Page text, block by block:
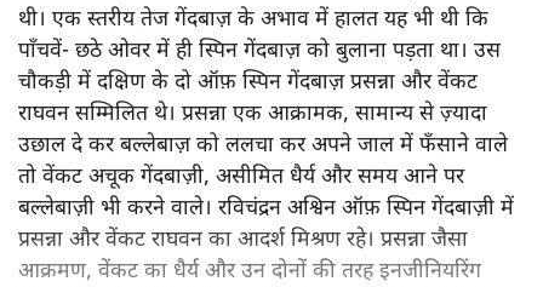
थी। एक स्तरीय तेज गेंदबाज़ के अभाव में हालत यह भी थी कि
पाँचवें- छठे ओवर में ही स्पिन गेंदबाज़ को बुलाना पड़ता था। उस
चौकड़ी में दक्षिण के दो ऑफ़ स्पिन गेंदबाज़ प्रसन्ना और वेंकट
राघवन सम्मिलित थे। प्रसन्ना एक आक्रामक, सामान्य से ज़्यादा
उछाल दे कर बल्लेबाज़ को ललचा कर अपने जाल में फँसाने वाले
तो वेंकट अचूक गेंदबाज़ी, असीमित धैर्य और समय आने पर
बल्लेबाज़ी भी करने वाले। रविचंद्रन अश्विन ऑफ़ स्पिन गेंदबाज़ी में
प्रसन्ना और वेंकट राघवन का आदर्श मिश्रण रहे। प्रसन्ना जैसा
आक्रमण, वेंकट का धैर्य और उन दोनों की तरह इनजीनियरिंग